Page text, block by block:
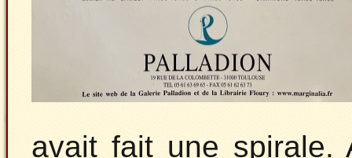
avait fait une spirale.